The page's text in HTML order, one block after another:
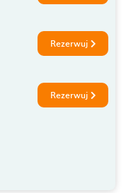
Rezerwuj
Rezerwuj